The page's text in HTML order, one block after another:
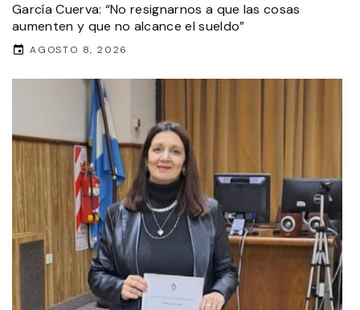
García Cuerva: “No resignarnos a que las cosas
aumenten y que no alcance el sueldo”
AGOSTO 8, 2026